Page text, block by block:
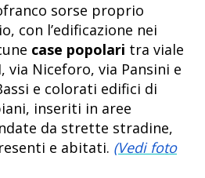
sorse proprio
con l’edificazione nei
case popolari tra viale
via Niceforo, via Pansini e
e colorati edifici di
inseriti in aree
da strette stradine,
e abitati. (Vedi foto